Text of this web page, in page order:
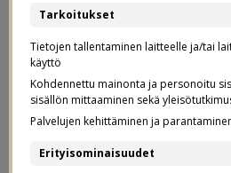
Voiko maksavaa
näin?
03.04.2013
Mä oon nyt muutaman
todella ikävän asian
Tarkoitukset
Tietojen tallentaminen laitteelle ja/tai
käyttö
Kohdennettu mainonta ja personoitu
sisällön mittaaminen sekä
Palvelujen kehittäminen ja
Erityisominaisuudet